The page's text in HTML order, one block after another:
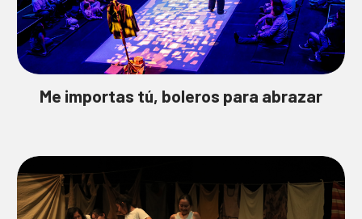
Me importas tú, boleros para abrazar